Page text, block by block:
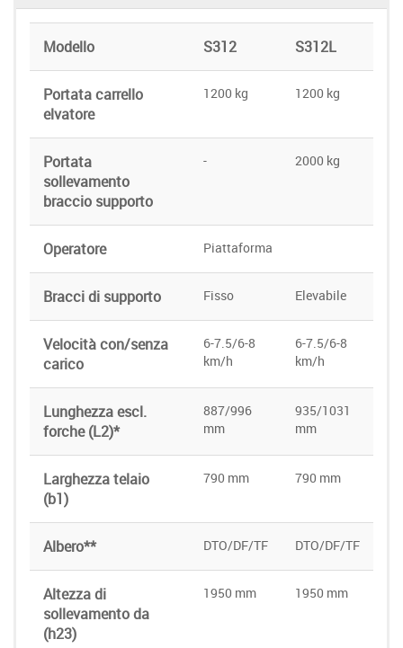
Modello S312 S312L
Portata carrello
elvatore
1200 kg 1200 kg
Portata
sollevamento
braccio supporto
- 2000 kg
Operatore Piattaforma
Bracci di supporto Fisso Elevabile
Velocità con/senza
carico
6-7.5/6-8
km/h
6-7.5/6-8
km/h
Lunghezza escl.
forche (L2)*
887/996
mm
935/1031
mm
Larghezza telaio
(b1)
790 mm 790 mm
Albero** DTO/DF/TF DTO/DF/TF
Altezza di
sollevamento da
(h23)
1950 mm 1950 mm